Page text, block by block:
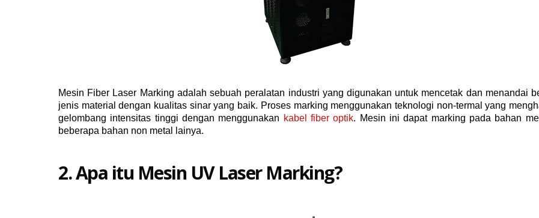
Mesin Fiber Laser Marking adalah sebuah peralatan industri yang digunakan untuk mencetak dan menandai
jenis material dengan kualitas sinar yang baik. Proses marking menggunakan teknologi non-termal yang
gelombang intensitas tinggi dengan menggunakan kabel fiber optik. Mesin ini dapat marking pada bahan
beberapa bahan non metal lainya.
2. Apa itu Mesin UV Laser Marking?